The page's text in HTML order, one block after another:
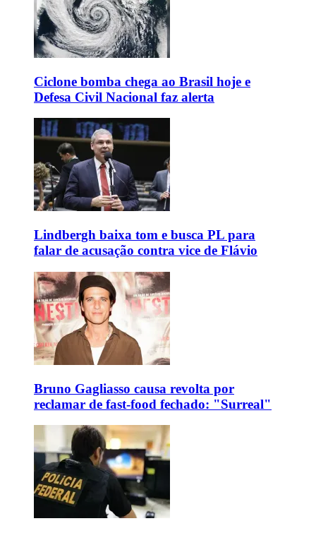
Ciclone bomba chega ao Brasil hoje e
Defesa Civil Nacional faz alerta
Lindbergh baixa tom e busca PL para
falar de acusação contra vice de Flávio
Bruno Gagliasso causa revolta por
reclamar de fast-food fechado: "Surreal"